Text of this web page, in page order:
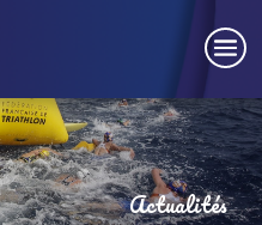
Actualités